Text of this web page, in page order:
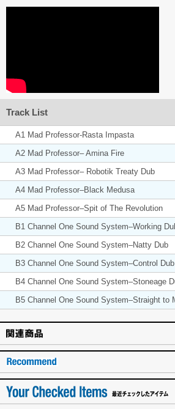
Track List
A1 Mad Professor-Rasta Impasta
A2 Mad Professor– Amina Fire
A3 Mad Professor– Robotik Treaty Dub
A4 Mad Professor–Black Medusa
A5 Mad Professor–Spit of The Revolution
B1 Channel One Sound System–Working
B2 Channel One Sound System–Natty Dub
B3 Channel One Sound System–Control Dub
B4 Channel One Sound System–Stoneage
B5 Channel One Sound System–Straight to